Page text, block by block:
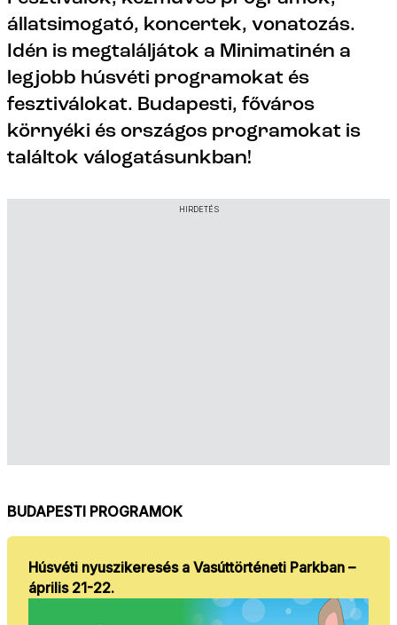
állatsimogató, koncertek, vonatozás.
Idén is megtaláljátok a Minimatinén a
legjobb húsvéti programokat és
fesztiválokat. Budapesti, főváros
környéki és országos programokat is
találtok válogatásunkban!
HIRDETÉS
BUDAPESTI PROGRAMOK
Húsvéti nyuszikeresés a Vasúttörténeti Parkban –
április 21-22.